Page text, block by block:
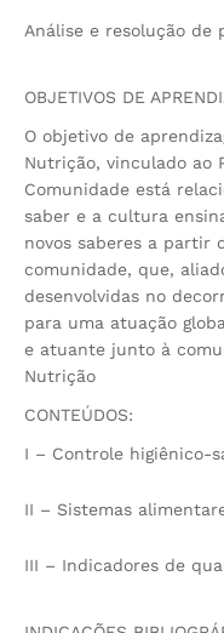
Análise e resolução de
OBJETIVOS DE
O objetivo de
Nutrição, vinculado ao
Comunidade está
saber e a cultura
novos saberes a partir
comunidade, que,
desenvolvidas no
para uma atuação
e atuante junto à
Nutrição
CONTEÚDOS:
I – Controle higiênico-
II – Sistemas
III – Indicadores de